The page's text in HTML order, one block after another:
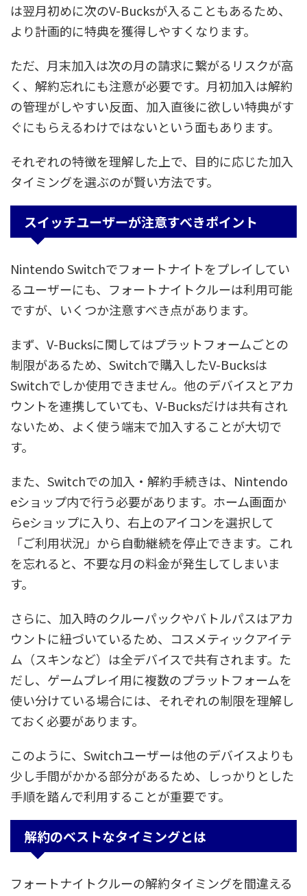
は翌月初めに次のV-Bucksが入ることもあるため、
より計画的に特典を獲得しやすくなります。
ただ、月末加入は次の月の請求に繋がるリスクが高
く、解約忘れにも注意が必要です。月初加入は解約
の管理がしやすい反面、加入直後に欲しい特典がす
ぐにもらえるわけではないという面もあります。
それぞれの特徴を理解した上で、目的に応じた加入
タイミングを選ぶのが賢い方法です。
スイッチユーザーが注意すべきポイント
Nintendo Switchでフォートナイトをプレイしてい
るユーザーにも、フォートナイトクルーは利用可能
ですが、いくつか注意すべき点があります。
まず、V-Bucksに関してはプラットフォームごとの
制限があるため、Switchで購入したV-Bucksは
Switchでしか使用できません。他のデバイスとアカ
ウントを連携していても、V-Bucksだけは共有され
ないため、よく使う端末で加入することが大切で
す。
また、Switchでの加入・解約手続きは、Nintendo
eショップ内で行う必要があります。ホーム画面か
らeショップに入り、右上のアイコンを選択して
「ご利用状況」から自動継続を停止できます。これ
を忘れると、不要な月の料金が発生してしまいま
す。
さらに、加入時のクルーパックやバトルパスはアカ
ウントに紐づいているため、コスメティックアイテ
ム（スキンなど）は全デバイスで共有されます。た
だし、ゲームプレイ用に複数のプラットフォームを
使い分けている場合には、それぞれの制限を理解し
ておく必要があります。
このように、Switchユーザーは他のデバイスよりも
少し手間がかかる部分があるため、しっかりとした
手順を踏んで利用することが重要です。
解約のベストなタイミングとは
フォートナイトクルーの解約タイミングを間違える